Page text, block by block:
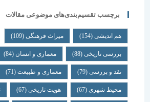
برچسب تقسیم‌بندی‌های موضوعی مقالات
هم اندیشی (154) میراث فرهنگی (109)
بررسی تاریخی (88) معماری و انسان (84)
نقد و بررسی (79) معماری و طبیعت (71)
محیط شهری(67) هویت تاریخی(67) توسعه